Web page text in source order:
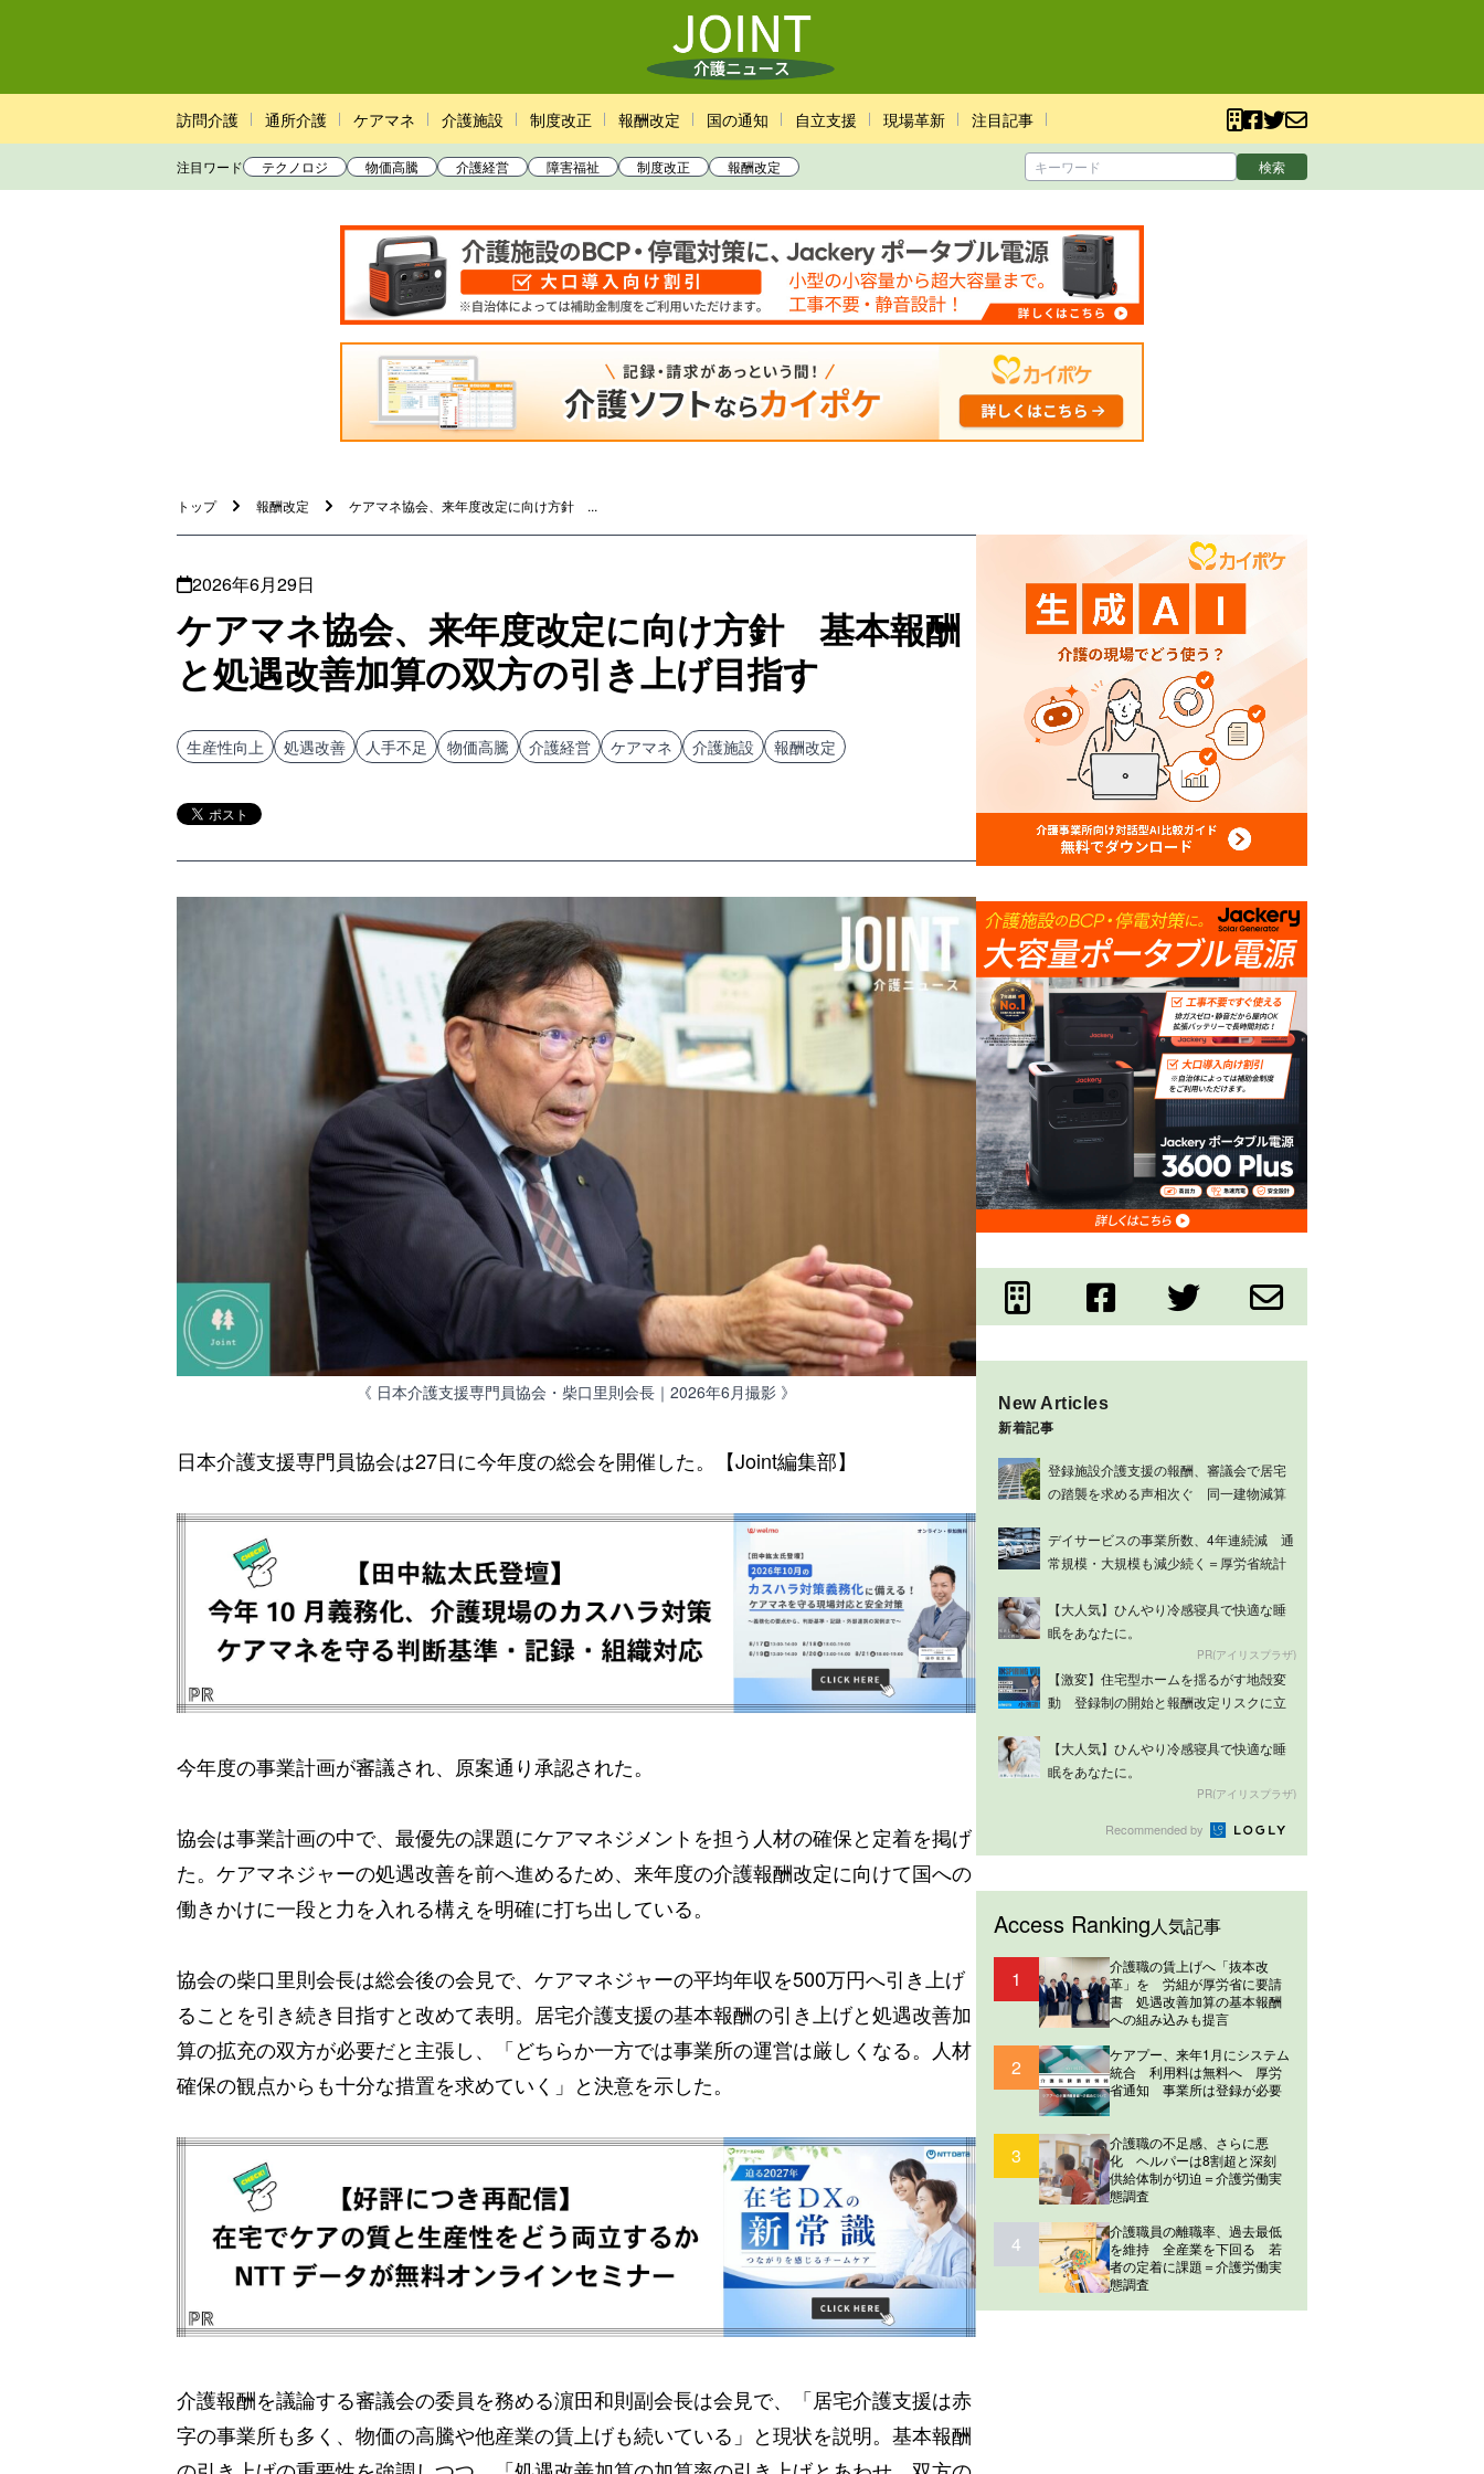
訪問介護 通所介護 ケアマネ 介護施設 制度改正 報酬改定 国の通知 自立支援 現場革新 注目記事
注目ワード テクノロジ 物価高騰 介護経営 障害福祉 制度改正 報酬改定 検索
トップ 報酬改定 ケアマネ協会、来年度改定に向け方針 ...
2026年6月29日
ケアマネ協会、来年度改定に向け方針 基本報酬
と処遇改善加算の双方の引き上げ目指す
生産性向上 処遇改善 人手不足 物価高騰 介護経営 ケアマネ 介護施設 報酬改定
《 日本介護支援専門員協会・柴口里則会長｜2026年6月撮影 》
日本介護支援専門員協会は27日に今年度の総会を開催した。【Joint編集部】
今年度の事業計画が審議され、原案通り承認された。
協会は事業計画の中で、最優先の課題にケアマネジメントを担う人材の確保と定着を掲げ
た。ケアマネジャーの処遇改善を前へ進めるため、来年度の介護報酬改定に向けて国への
働きかけに一段と力を入れる構えを明確に打ち出している。
協会の柴口里則会長は総会後の会見で、ケアマネジャーの平均年収を500万円へ引き上げ
ることを引き続き目指すと改めて表明。居宅介護支援の基本報酬の引き上げと処遇改善加
算の拡充の双方が必要だと主張し、「どちらか一方では事業所の運営は厳しくなる。人材
確保の観点からも十分な措置を求めていく」と決意を示した。
介護報酬を議論する審議会の委員を務める濵田和則副会長は会見で、「居宅介護支援は赤
字の事業所も多く、物価の高騰や他産業の賃上げも続いている」と現状を説明。基本報酬
New Articles
新着記事
登録施設介護支援の報酬、審議会で居宅
の踏襲を求める声相次ぐ 同一建物減算
デイサービスの事業所数、4年連続減 通
常規模・大規模も減少続く＝厚労省統計
【大人気】ひんやり冷感寝具で快適な睡
眠をあなたに。
PR(アイリスプラザ)
【激変】住宅型ホームを揺るがす地殻変
動 登録制の開始と報酬改定リスクに立
【大人気】ひんやり冷感寝具で快適な睡
眠をあなたに。
PR(アイリスプラザ)
Recommended by
Access Ranking人気記事
1
介護職の賃上げへ「抜本改
革」を 労組が厚労省に要請
書 処遇改善加算の基本報酬
への組み込みも提言
2
ケアプー、来年1月にシステム
統合 利用料は無料へ 厚労
省通知 事業所は登録が必要
3
介護職の不足感、さらに悪
化 ヘルパーは8割超と深刻
供給体制が切迫＝介護労働実
態調査
4
介護職員の離職率、過去最低
を維持 全産業を下回る 若
者の定着に課題＝介護労働実
態調査